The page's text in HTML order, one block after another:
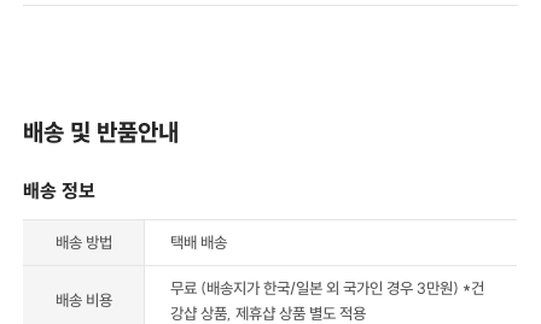
배송 및 반품안내
배송 정보
배송 방법 택배 배송
배송 비용
무료 (배송지가 한국/일본 외 국가인 경우 3만원) *건
강샵 상품, 제휴샵 상품 별도 적용